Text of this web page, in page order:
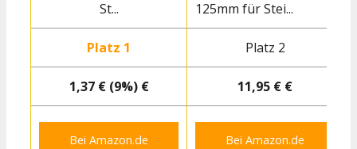
St...
125mm für Stei...
Platz 1 Platz 2
1,37 € (9%) € 11,95 € €
Bei Amazon.de
Bei Amazon.de